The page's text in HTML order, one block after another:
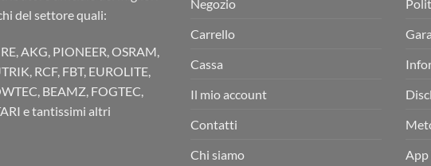
del settore quali:
AKG, PIONEER, OSRAM,
RCF, FBT, EUROLITE,
BEAMZ, FOGTEC,
e tantissimi altri
Negozio
Carrello
Cassa
Il mio account
Contatti
Chi siamo